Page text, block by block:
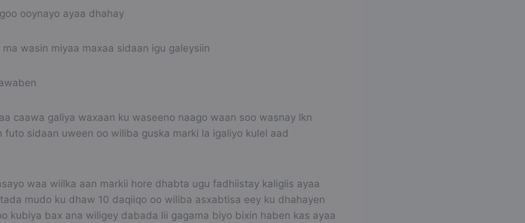
ooynayo ayaa dhahay
wasin miyaa maxaa sidaan igu galeysiin
caawa galiya waxaan ku waseeno naago waan soo wasnay lkn
futo sidaan uween oo wiliba guska marki la igaliyo kulel aad
waa wiilka aan markii hore dhabta ugu fadhiistay kaligiis ayaa
mudo ku dhaw 10 daqiiqo oo wiliba asxabtisa eey ku dhahayen
kubiya bax ana wiligey dabada lii gagama biyo bixin haben kas ayaa